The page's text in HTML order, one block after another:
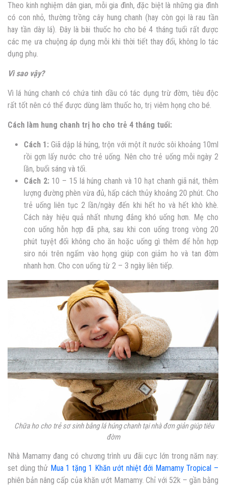
Theo kinh nghiệm dân gian, mỗi gia đình, đặc biệt là những gia đình
có con nhỏ, thường trồng cây hung chanh (hay còn gọi là rau tần
hay tần dày lá). Đây là bài thuốc ho cho bé 4 tháng tuổi rất được
các mẹ ưa chuộng áp dụng mỗi khi thời tiết thay đổi, không lo tác
dụng phụ.
Vì sao vậy?
Vì lá húng chanh có chứa tinh dầu có tác dụng trừ đờm, tiêu độc
rất tốt nên có thể được dùng làm thuốc ho, trị viêm họng cho bé.
Cách làm hung chanh trị ho cho trẻ 4 tháng tuổi:
Cách 1: Giã dập lá húng, trộn với một ít nước sôi khoảng 10ml
rồi gợn lấy nước cho trẻ uống. Nên cho trẻ uống mỗi ngày 2
lần, buổi sáng và tối.
Cách 2: 10 – 15 lá húng chanh và 10 hạt chanh giã nát, thêm
lượng đường phèn vừa đủ, hấp cách thủy khoảng 20 phút. Cho
trẻ uống liên tục 2 lần/ngày đến khi hết ho và hết khò khè.
Cách này hiệu quả nhất nhưng đắng khó uống hơn. Mẹ cho
con uống hỗn hợp đã pha, sau khi con uống trong vòng 20
phút tuyệt đối không cho ăn hoặc uống gì thêm để hỗn hợp
siro nói trên ngấm vào họng giúp con giảm ho và tan đờm
nhanh hơn. Cho con uống từ 2 – 3 ngày liên tiếp.
Chữa ho cho trẻ sơ sinh bằng lá húng chanh tại nhà đơn giản giúp tiêu
đờm
Nhà Mamamy đang có chương trình ưu đãi cực lớn trong năm nay:
set dùng thử Mua 1 tặng 1 Khăn ướt nhiệt đới Mamamy Tropical –
phiên bản nâng cấp của khăn ướt Mamamy. Chỉ với 52k – gần bằng